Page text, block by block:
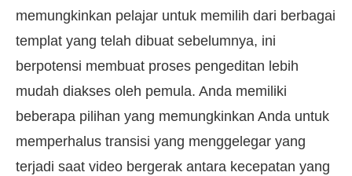
memungkinkan pelajar untuk memilih dari berbagai
templat yang telah dibuat sebelumnya, ini
berpotensi membuat proses pengeditan lebih
mudah diakses oleh pemula. Anda memiliki
beberapa pilihan yang memungkinkan Anda untuk
memperhalus transisi yang menggelegar yang
terjadi saat video bergerak antara kecepatan yang